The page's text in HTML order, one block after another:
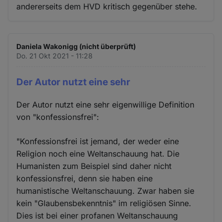
andererseits dem HVD kritisch gegenüber stehe.
Daniela Wakonigg (nicht überprüft)
Do. 21 Okt 2021 - 11:28
Der Autor nutzt eine sehr
Der Autor nutzt eine sehr eigenwillige Definition
von "konfessionsfrei":
"Konfessionsfrei ist jemand, der weder eine
Religion noch eine Weltanschauung hat. Die
Humanisten zum Beispiel sind daher nicht
konfessionsfrei, denn sie haben eine
humanistische Weltanschauung. Zwar haben sie
kein "Glaubensbekenntnis" im religiösen Sinne.
Dies ist bei einer profanen Weltanschauung